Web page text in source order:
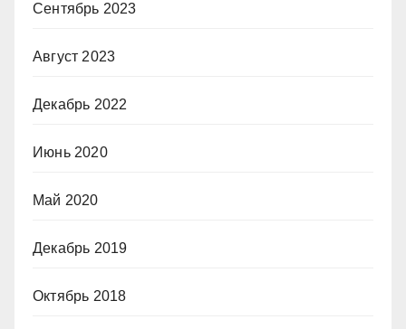
Сентябрь 2023
Август 2023
Декабрь 2022
Июнь 2020
Май 2020
Декабрь 2019
Октябрь 2018